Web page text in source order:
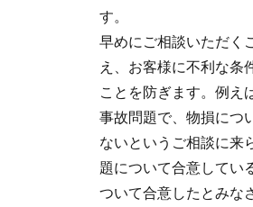
す。
早めにご相談いただく
え、お客様に不利な条
ことを防ぎます。例え
事故問題で、物損につ
ないというご相談に来
題について合意してい
ついて合意したとみな